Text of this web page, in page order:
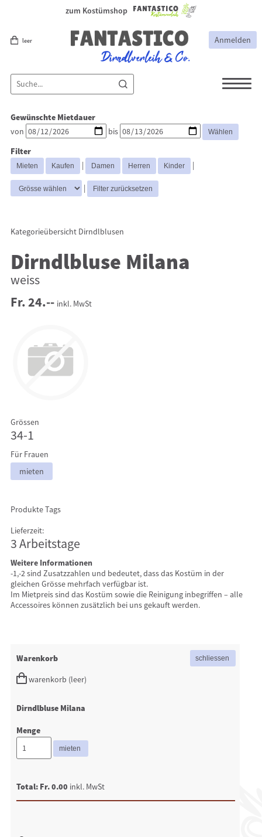
zum Kostümshop
leer Anmelden
Dirndl
Lederhosen Zubehör
Lederhosen
Kostüme
Dirndljacke
Dirndlblusen
Trachtenmieder & Blusen
Gewünschte Mietdauer
von bis
Filter
| |
|
Kategorieübersicht Dirndlblusen
Dirndlbluse Milana
weiss
Fr. 24.-- inkl. MwSt
Grössen
34-1
Für Frauen
mieten
Produkte Tags
Lieferzeit:
3 Arbeitstage
Weitere Informationen
-1,-2 sind Zusatzzahlen und bedeutet, dass das Kostüm in der
gleichen Grösse mehrfach verfügbar ist.
Im Mietpreis sind das Kostüm sowie die Reinigung inbegriffen – alle
Accessoires können zusätzlich bei uns gekauft werden.
Warenkorb
warenkorb (leer)
Dirndlbluse Milana
Menge
Total: Fr. 0.00 inkl. MwSt